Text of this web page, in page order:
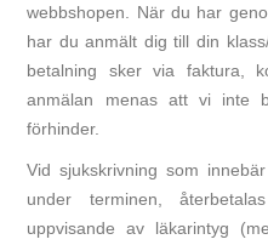
webbshopen. När du har
har du anmält dig till din
betalning sker via faktura,
anmälan menas att vi inte
förhinder.
Vid sjukskrivning som
under terminen,
uppvisande av läkarintyg